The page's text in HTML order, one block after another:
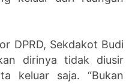
DPRD, Sekdakot Budi
dirinya tidak diusir
keluar saja. “Bukan